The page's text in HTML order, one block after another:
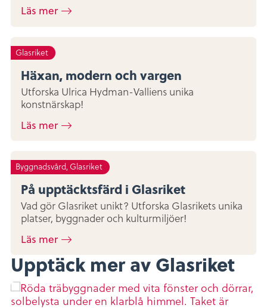
Läs mer
Glasriket
Häxan, modern och vargen
Utforska Ulrica Hydman-Valliens unika
konstnärskap!
Läs mer
Byggnadsvård, Glasriket
På upptäcktsfärd i Glasriket
Vad gör Glasriket unikt? Utforska Glasrikets unika
platser, byggnader och kulturmiljöer!
Läs mer
Upptäck mer av Glasriket